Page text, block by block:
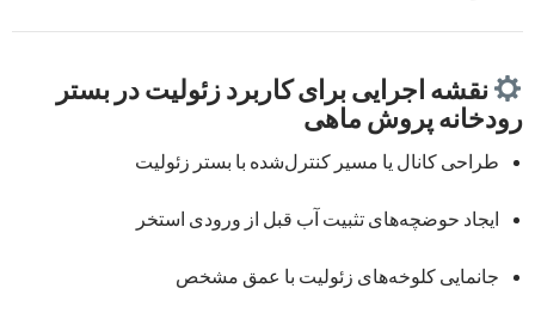
نقشه اجرایی برای کاربرد زئولیت در بستر
رودخانه پروش ماهی
طراحی کانال یا مسیر کنترل‌شده با بستر زئولیت
ایجاد حوضچه‌های تثبیت آب قبل از ورودی استخر
جانمایی کلوخه‌های زئولیت با عمق مشخص